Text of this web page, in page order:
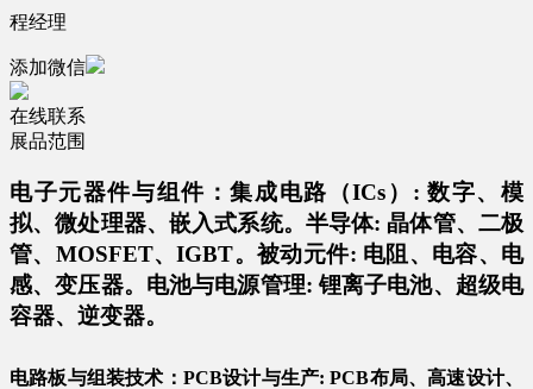
程经理
添加微信
在线联系
展品范围
电子元器件与组件：集成电路（ICs）: 数字、模
拟、微处理器、嵌入式系统。半导体: 晶体管、二极
管、MOSFET、IGBT。被动元件: 电阻、电容、电
感、变压器。电池与电源管理: 锂离子电池、超级电
容器、逆变器。
电路板与组装技术：PCB设计与生产: PCB布局、高速设计、